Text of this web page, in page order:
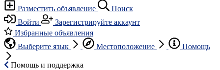
Разместить объявление
Поиск
Войти
Зарегистрируйте аккаунт
Избранные объявления
Выберите язык
Местоположение Помощь
Помощь и поддержка